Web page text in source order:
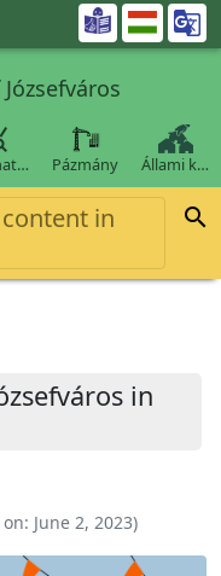

Pázmány Állami k…
in

in
June 2, 2023)